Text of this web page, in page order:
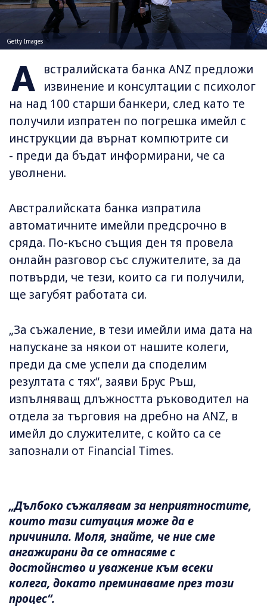
Getty Images
А
встралийската банка ANZ предложи
извинение и консултации с психолог
на над 100 старши банкери, след като те
получили изпратен по погрешка имейл с
инструкции да върнат компютрите си
- преди да бъдат информирани, че са
уволнени.
Австралийската банка изпратила
автоматичните имейли предсрочно в
сряда. По-късно същия ден тя провела
онлайн разговор със служителите, за да
потвърди, че тези, които са ги получили,
ще загубят работата си.
„За съжаление, в тези имейли има дата на
напускане за някои от нашите колеги,
преди да сме успели да споделим
резултата с тях“, заяви Брус Ръш,
изпълняващ длъжността ръководител на
отдела за търговия на дребно на ANZ, в
имейл до служителите, с който са се
запознали от Financial Times.
„Дълбоко съжалявам за неприятностите,
които тази ситуация може да е
причинила. Моля, знайте, че ние сме
ангажирани да се отнасяме с
достойнство и уважение към всеки
колега, докато преминаваме през този
процес“.